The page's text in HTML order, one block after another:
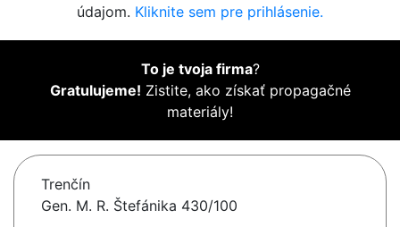
údajom. Kliknite sem pre prihlásenie.
To je tvoja firma?
Gratulujeme! Zistite, ako získať propagačné
materiály!
Trenčín
Gen. M. R. Štefánika 430/100